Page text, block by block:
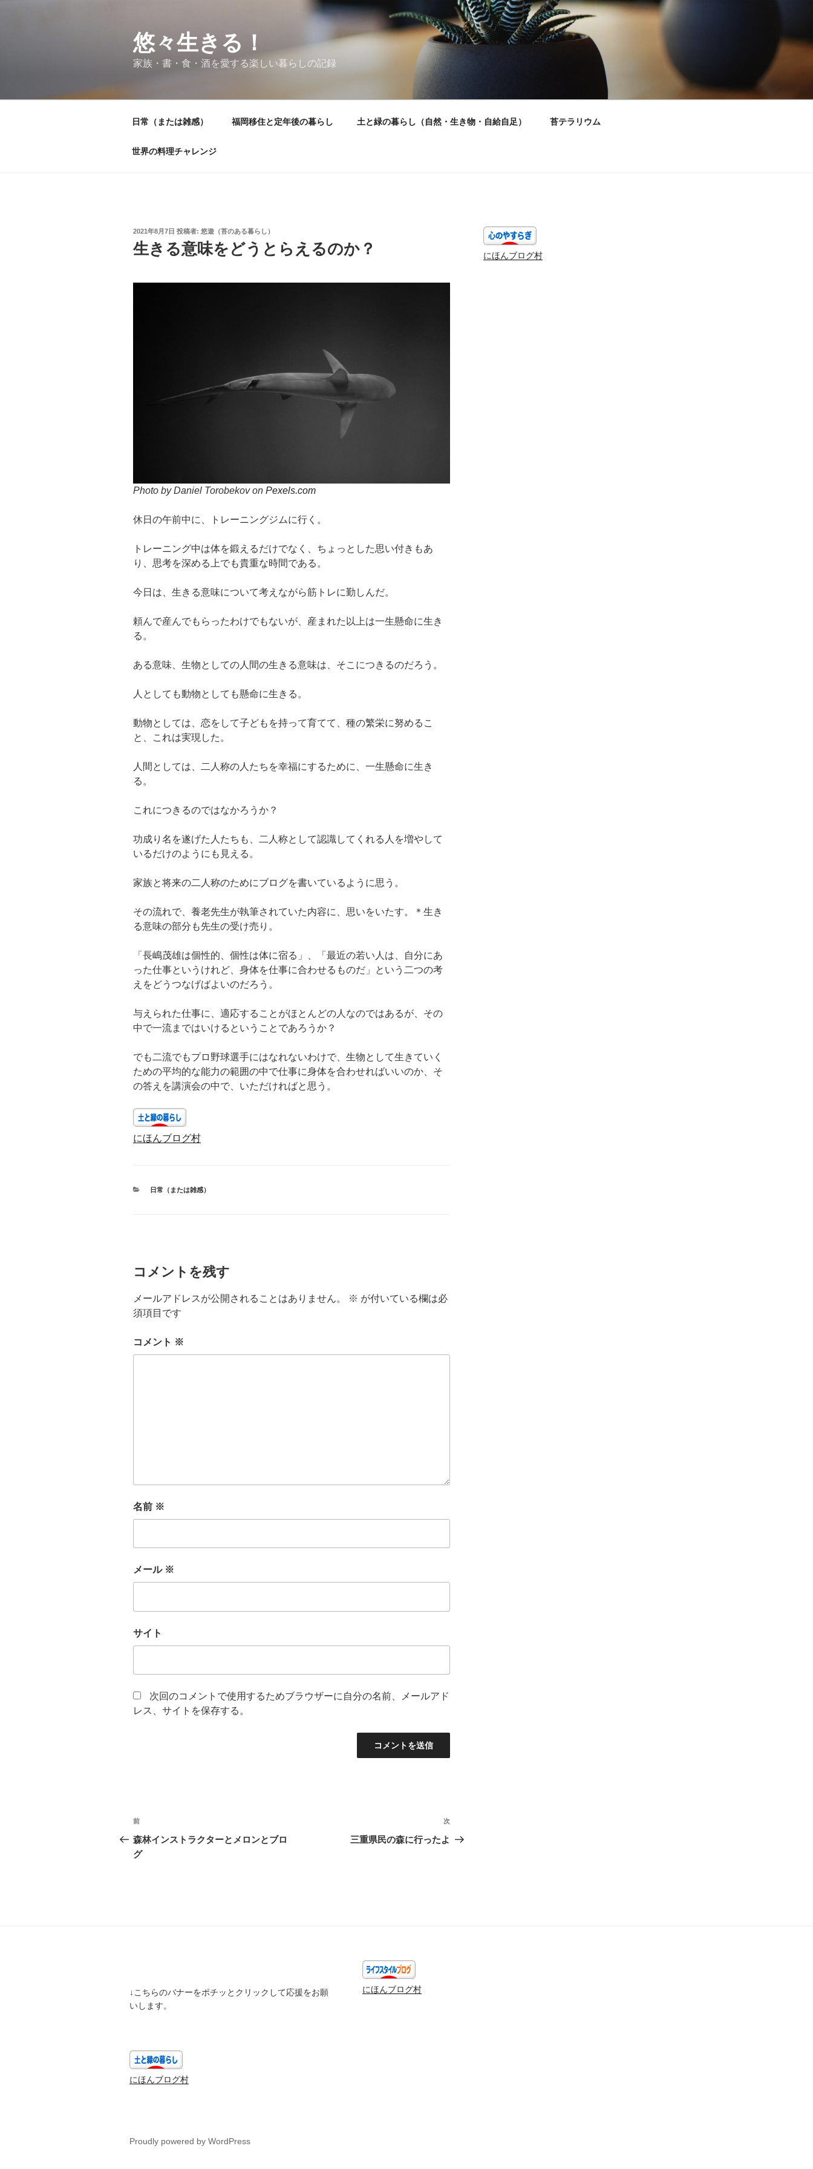
悠々生きる！
家族・書・食・酒を愛する楽しい暮らしの記録
日常（または雑感） 福岡移住と定年後の暮らし 土と緑の暮らし（自然・生き物・自給自足） 苔テラリウム
世界の料理チャレンジ
投
稿
日:
2021年8月7日 投稿者: 悠遊（苔のある暮らし）
生きる意味をどうとらえるのか？
Photo by Daniel Torobekov on Pexels.com
休日の午前中に、トレーニングジムに行く。
トレーニング中は体を鍛えるだけでなく、ちょっとした思い付きもあ
り、思考を深める上でも貴重な時間である。
今日は、生きる意味について考えながら筋トレに勤しんだ。
頼んで産んでもらったわけでもないが、産まれた以上は一生懸命に生き
る。
ある意味、生物としての人間の生きる意味は、そこにつきるのだろう。
人としても動物としても懸命に生きる。
動物としては、恋をして子どもを持って育てて、種の繁栄に努めるこ
と、これは実現した。
人間としては、二人称の人たちを幸福にするために、一生懸命に生き
る。
これにつきるのではなかろうか？
功成り名を遂げた人たちも、二人称として認識してくれる人を増やして
いるだけのようにも見える。
家族と将来の二人称のためにブログを書いているように思う。
その流れで、養老先生が執筆されていた内容に、思いをいたす。＊生き
る意味の部分も先生の受け売り。
「長嶋茂雄は個性的、個性は体に宿る」、「最近の若い人は、自分にあ
った仕事というけれど、身体を仕事に合わせるものだ」という二つの考
えをどうつなげばよいのだろう。
与えられた仕事に、適応することがほとんどの人なのではあるが、その
中で一流まではいけるということであろうか？
でも二流でもプロ野球選手にはなれないわけで、生物として生きていく
ための平均的な能力の範囲の中で仕事に身体を合わせればいいのか、そ
の答えを講演会の中で、いただければと思う。
にほんブログ村
カ
日常（または雑感）
コメントを残す
メールアドレスが公開されることはありません。 ※ が付いている欄は必
須項目です
コメント ※
名前 ※
メール ※
サイト
次回のコメントで使用するためブラウザーに自分の名前、メールアド
レス、サイトを保存する。
投
稿
ナ
ン
前
の
投
前
森林インストラクターとメロンとブロ
グ
次
の
次
三重県民の森に行ったよ
にほんブログ村
↓こちらのバナーをポチッとクリックして応援をお願
いします。
にほんブログ村
にほんブログ村
Proudly powered by WordPress